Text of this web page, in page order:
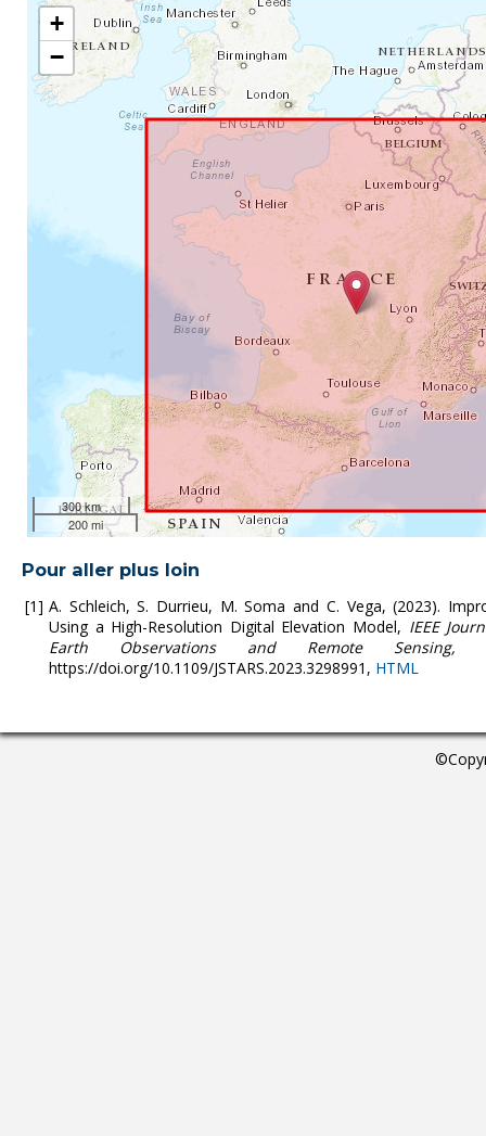
+
−
300 km
200 mi
Pour aller plus loin
A. Schleich, S. Durrieu, M. Soma and C. Vega, (2023).
Using a High-Resolution Digital Elevation Model, IEEE
Earth Observations and Remote
https://doi.org/10.1109/JSTARS.2023.3298991, HTML